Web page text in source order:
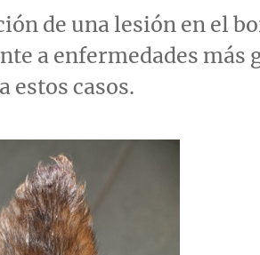
de una lesión en el
a enfermedades más
estos casos.